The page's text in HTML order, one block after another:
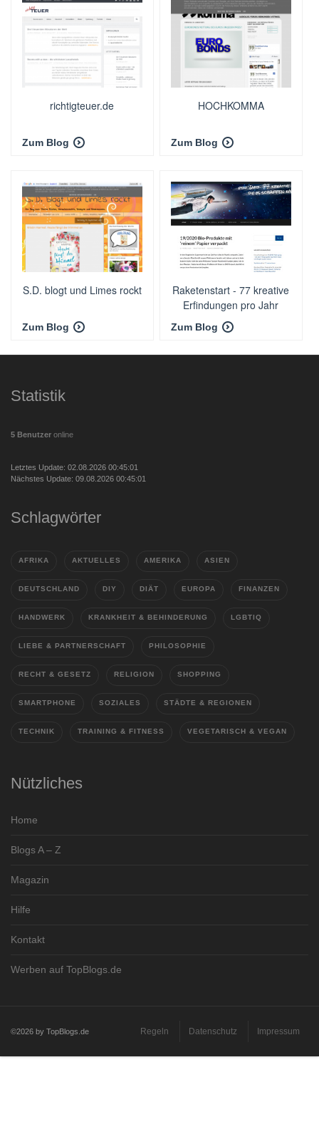
richtigteuer.de
Zum Blog
HOCHKOMMA
Zum Blog
S.D. blogt und Limes rockt
Zum Blog
Raketenstart - 77 kreative
Erfindungen pro Jahr
Zum Blog
Statistik
5 Benutzer online
Letztes Update: 02.08.2026 00:45:01
Nächstes Update: 09.08.2026 00:45:01
Schlagwörter
AFRIKA AKTUELLES AMERIKA ASIEN
DEUTSCHLAND DIY DIÄT EUROPA FINANZEN
HANDWERK KRANKHEIT & BEHINDERUNG LGBTIQ
LIEBE & PARTNERSCHAFT PHILOSOPHIE
RECHT & GESETZ RELIGION SHOPPING
SMARTPHONE SOZIALES STÄDTE & REGIONEN
TECHNIK TRAINING & FITNESS VEGETARISCH & VEGAN
Nützliches
Home
Blogs A – Z
Magazin
Hilfe
Kontakt
Werben auf TopBlogs.de
©2026 by TopBlogs.de Regeln Datenschutz Impressum